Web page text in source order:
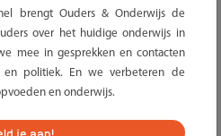
vaders een
.
brengt Ouders & Onderwijs de
over het huidige onderwijs in
mee in gesprekken en contacten
en politiek. En we verbeteren de
en onderwijs.
je aan!